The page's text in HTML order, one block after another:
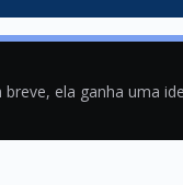
ela ganha uma